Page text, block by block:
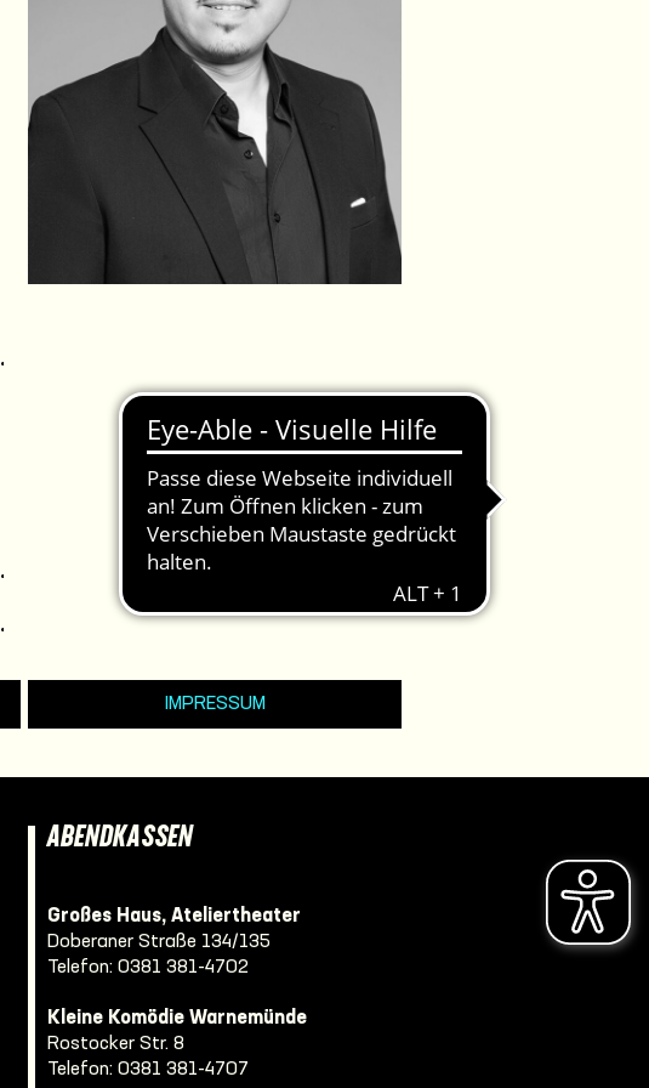
IMPRESSUM
ABENDKASSEN
Großes Haus, Ateliertheater
Doberaner Straße 134/135
Telefon: 0381 381-4702
Kleine Komödie Warnemünde
Rostocker Str. 8
Telefon: 0381 381-4707